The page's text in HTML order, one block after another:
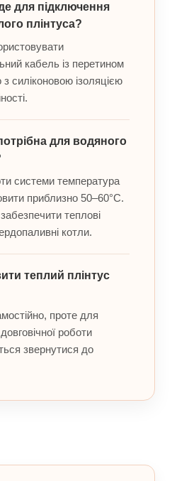
для підключення
плінтуса?
кабель із перетином
силіконовою ізоляцією
для водяного
системи температура
приблизно 50–60°C.
теплові
котли.
теплий плінтус
проте для
роботи
звернутися до